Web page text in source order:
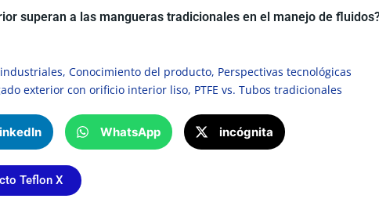
superan a las mangueras tradicionales en el manejo de
, Conocimiento del producto, Perspectivas tecnológicas
exterior con orificio interior liso, PTFE vs. Tubos tradicionales
WhatsApp incógnita
Teflon X